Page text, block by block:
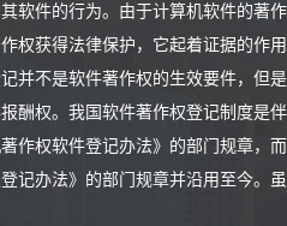
软件的行为。由于计算机软件的著
权获得法律保护，它起着证据的作
并不是软件著作权的生效要件，但
酬权。我国软件著作权登记制度是
作权软件登记办法》的部门规章，
记办法》的部门规章并沿用至今。